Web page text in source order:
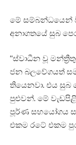
මේ සම්බන්ධයෙන්
අනාගතයේ සුබ
“ස්වාධීන වූ
ජන බලවේගයත්
තියෙනවා. එය
පුළුවන්. මේ
පූර්ණ සහයෝගය
එකම රටේ එකම